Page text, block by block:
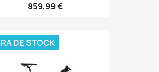
859,99 €
DE STOCK